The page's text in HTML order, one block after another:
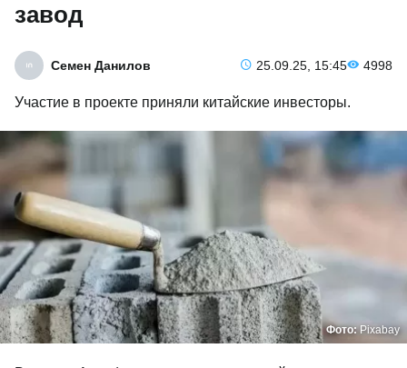
завод
Семен Данилов 25.09.25, 15:45 4998
Участие в проекте приняли китайские инвесторы.
Фото:Pixabay